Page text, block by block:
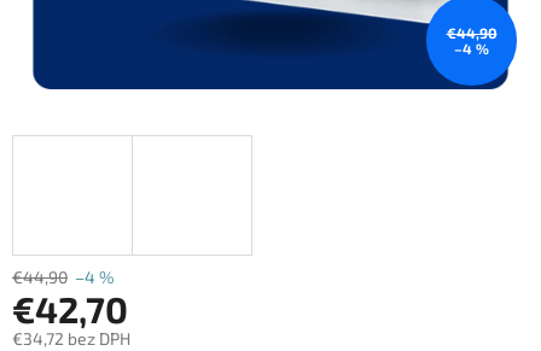
€44,90
–4 %
€44,90 –4 %
€42,70
€34,72 bez DPH